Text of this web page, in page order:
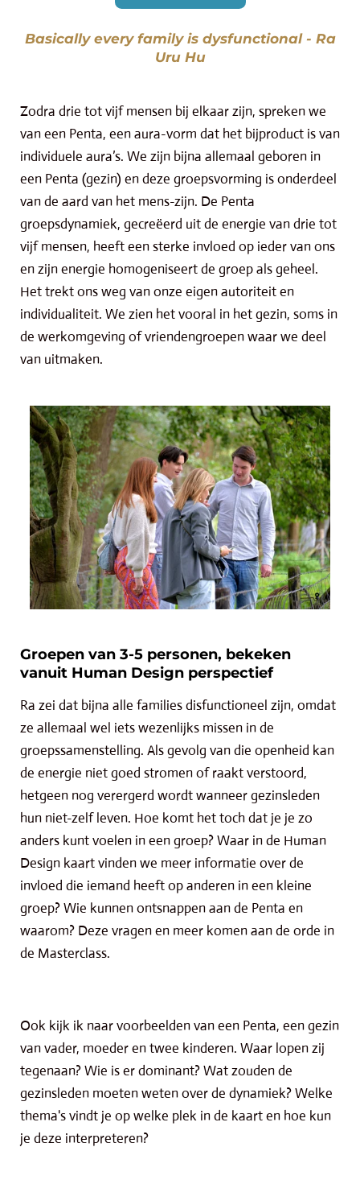
Basically every family is dysfunctional - Ra
Uru Hu
Zodra drie tot vijf mensen bij elkaar zijn, spreken we
van een Penta, een aura-vorm dat het bijproduct is van
individuele aura’s. We zijn bijna allemaal geboren in
een Penta (gezin) en deze groepsvorming is onderdeel
van de aard van het mens-zijn. De Penta
groepsdynamiek, gecreëerd uit de energie van drie tot
vijf mensen, heeft een sterke invloed op ieder van ons
en zijn energie homogeniseert de groep als geheel.
Het trekt ons weg van onze eigen autoriteit en
individualiteit. We zien het vooral in het gezin, soms in
de werkomgeving of vriendengroepen waar we deel
van uitmaken.
Groepen van 3-5 personen, bekeken
vanuit Human Design perspectief
Ra zei dat bijna alle families disfunctioneel zijn, omdat
ze allemaal wel iets wezenlijks missen in de
groepssamenstelling. Als gevolg van die openheid kan
de energie niet goed stromen of raakt verstoord,
hetgeen nog verergerd wordt wanneer gezinsleden
hun niet-zelf leven. Hoe komt het toch dat je je zo
anders kunt voelen in een groep? Waar in de Human
Design kaart vinden we meer informatie over de
invloed die iemand heeft op anderen in een kleine
groep? Wie kunnen ontsnappen aan de Penta en
waarom? Deze vragen en meer komen aan de orde in
de Masterclass.
Ook kijk ik naar voorbeelden van een Penta, een gezin
van vader, moeder en twee kinderen. Waar lopen zij
tegenaan? Wie is er dominant? Wat zouden de
gezinsleden moeten weten over de dynamiek? Welke
thema's vindt je op welke plek in de kaart en hoe kun
je deze interpreteren?